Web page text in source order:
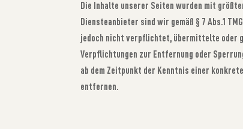
Die Inhalte unserer Seiten wurden mit
Diensteanbieter sind wir gemäß § 7 Abs.1
jedoch nicht verpflichtet, übermittelte oder
Verpflichtungen zur Entfernung oder
ab dem Zeitpunkt der Kenntnis einer
entfernen.